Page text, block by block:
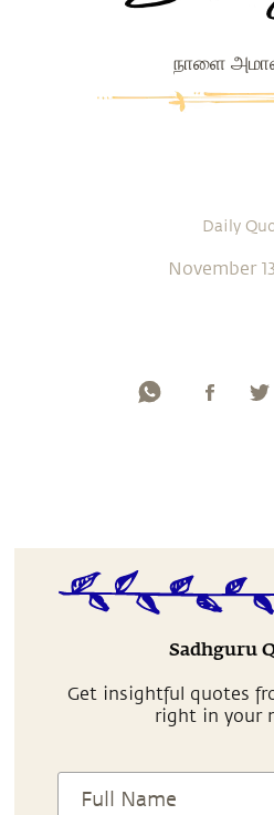
நாளை
Daily
November
Sadhguru
Get insightful quotes
right in your